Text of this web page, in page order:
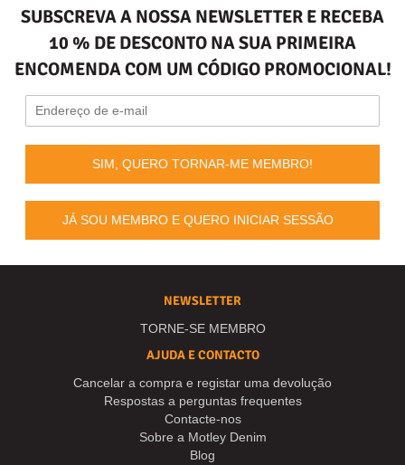
SUBSCREVA A NOSSA NEWSLETTER E RECEBA
10 % DE DESCONTO NA SUA PRIMEIRA
ENCOMENDA COM UM CÓDIGO PROMOCIONAL!
SIM, QUERO TORNAR-ME MEMBRO!
JÁ SOU MEMBRO E QUERO INICIAR SESSÃO
NEWSLETTER
TORNE-SE MEMBRO
AJUDA E CONTACTO
Cancelar a compra e registar uma devolução
Respostas a perguntas frequentes
Contacte-nos
Sobre a Motley Denim
Blog